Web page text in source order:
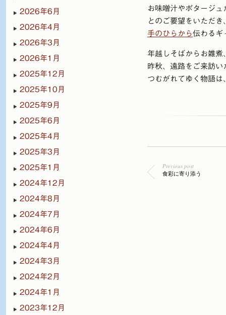
お味噌汁やポタージ
とのご要望をいただ
手のひらから伝わるギ
年越しそばからお雑
昨秋、遠路をご来訪
つむがれてゆく物語
Previous post
食彩に寄り添う
2026年6月
2026年4月
2026年3月
2026年1月
2025年12月
2025年10月
2025年9月
2025年6月
2025年4月
2025年3月
2025年1月
2024年12月
2024年8月
2024年7月
2024年6月
2024年4月
2024年3月
2024年2月
2024年1月
2023年12月